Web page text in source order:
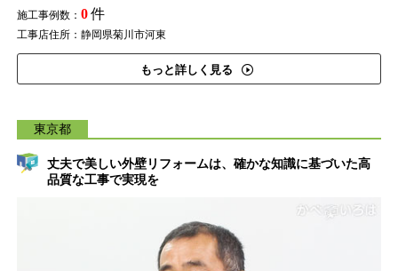
施工事例数： 0件
工事店住所：静岡県菊川市河東
もっと詳しく見る
東京都
丈夫で美しい外壁リフォームは、確かな知識に基づいた高
品質な工事で実現を